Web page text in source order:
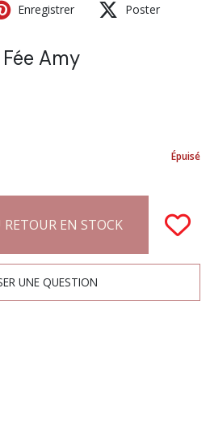
Enregistrer Poster
Amy
Épuisé
EN STOCK
UNE QUESTION